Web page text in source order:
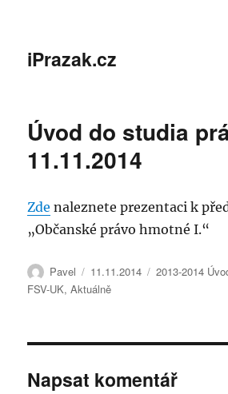
iPrazak.cz
Úvod do studia
11.11.2014
Zde naleznete prezentaci k
„Občanské právo hmotné I.“
Autor:
Pavel Publikováno:
11.11.2014 Rubriky:
2013-2014
FSV-UK,Aktuálně
Napsat komentář